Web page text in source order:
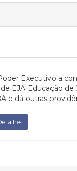
Executivo a
EJA Educação
e dá outras